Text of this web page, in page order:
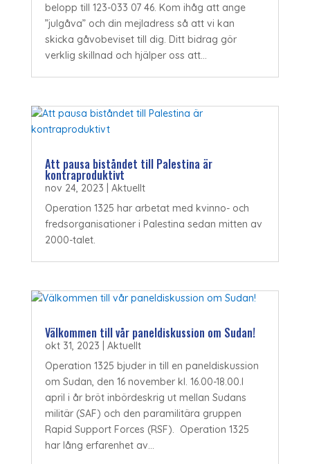
belopp till 123-033 07 46. Kom ihåg att ange
”julgåva” och din mejladress så att vi kan
skicka gåvobeviset till dig. Ditt bidrag gör
verklig skillnad och hjälper oss att...
Att pausa biståndet till Palestina är
kontraproduktivt
nov 24, 2023
Aktuellt
Operation 1325 har arbetat med kvinno- och
fredsorganisationer i Palestina sedan mitten av
2000-talet.
Välkommen till vår paneldiskussion om Sudan!
okt 31, 2023
Aktuellt
Operation 1325 bjuder in till en paneldiskussion
om Sudan, den 16 november kl. 16.00-18.00.I
april i år bröt inbördeskrig ut mellan Sudans
militär (SAF) och den paramilitära gruppen
Rapid Support Forces (RSF). Operation 1325
har lång erfarenhet av...